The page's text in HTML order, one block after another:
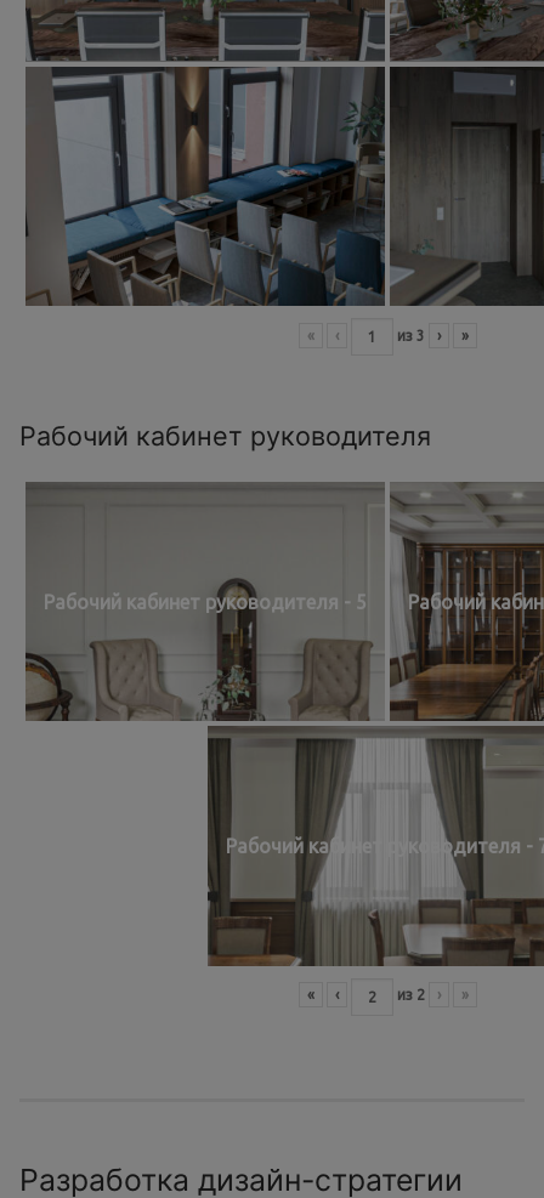
« ‹ из 3 › »
Рабочий кабинет руководителя
Рабочий кабинет руководителя - 5 Рабочий
Рабочий кабинет руководителя -
« ‹ из 2 › »
Разработка дизайн-стратегии